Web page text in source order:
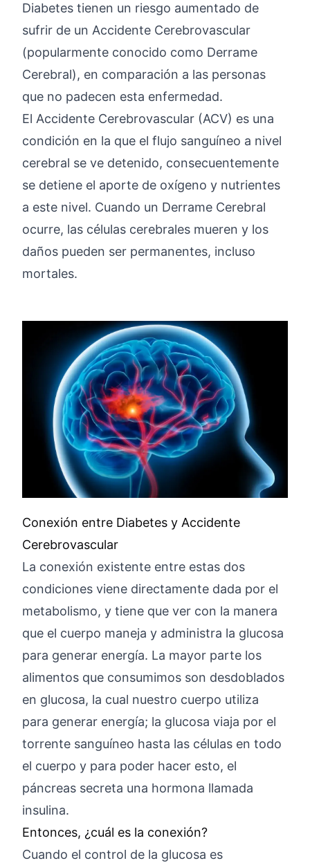
Diabetes tienen un riesgo aumentado de
sufrir de un Accidente Cerebrovascular
(popularmente conocido como Derrame
Cerebral), en comparación a las personas
que no padecen esta enfermedad.
El Accidente Cerebrovascular (ACV) es una
condición en la que el flujo sanguíneo a nivel
cerebral se ve detenido, consecuentemente
se detiene el aporte de oxígeno y nutrientes
a este nivel. Cuando un Derrame Cerebral
ocurre, las células cerebrales mueren y los
daños pueden ser permanentes, incluso
mortales.
Conexión entre Diabetes y Accidente
Cerebrovascular
La conexión existente entre estas dos
condiciones viene directamente dada por el
metabolismo, y tiene que ver con la manera
que el cuerpo maneja y administra la glucosa
para generar energía. La mayor parte los
alimentos que consumimos son desdoblados
en glucosa, la cual nuestro cuerpo utiliza
para generar energía; la glucosa viaja por el
torrente sanguíneo hasta las células en todo
el cuerpo y para poder hacer esto, el
páncreas secreta una hormona llamada
insulina.
Entonces, ¿cuál es la conexión?
Cuando el control de la glucosa es